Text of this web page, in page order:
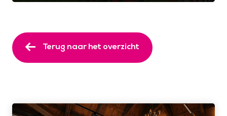
Terug naar het overzicht